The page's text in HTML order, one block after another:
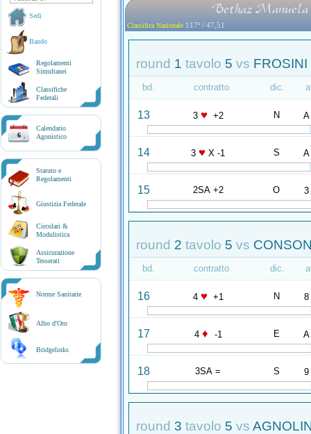
Sedi
Bando
Regolamenti
Simultanei
Classifiche
Federali
6
Calendario
Agonistico
Statuto e
Regolamenti
Giustizia Federale
Circolari &
Modulistica
Assicurazione
Tesserati
Norme Sanitarie
Albo d'Oro
Bridgelinks
Bethaz
Classifica Nazionale 117ª / 47,51
round 1 tavolo 5 vs
bd. contratto dic.
13 3 ♥ +2 N A
14 3 ♥ X -1 S A
15 2SA +2 O 3
round 2 tavolo 5 vs
bd. contratto dic.
16 4 ♥ +1 N 8
17 4 ♦ -1 E A
18 3SA = S 9
round 3 tavolo 5 vs